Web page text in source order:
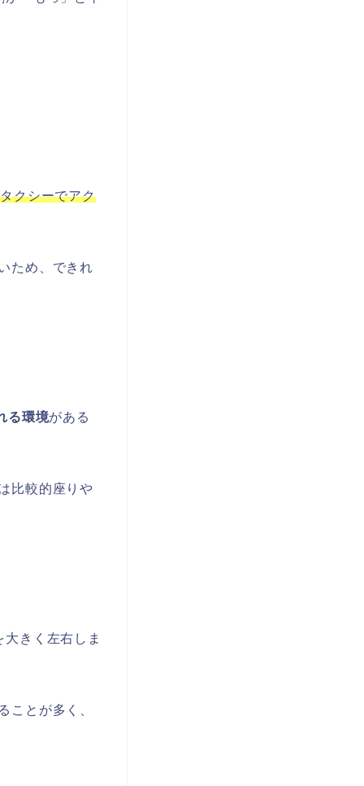
クシーでアク
ため、できれ
る環境がある
比較的座りや
きく左右しま
ことが多く、